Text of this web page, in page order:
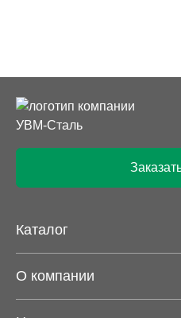
Каталог
О компании